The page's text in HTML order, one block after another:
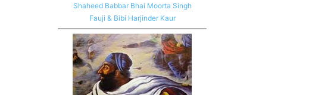
Shaheed Babbar Bhai Moorta Singh
Fauji & Bibi Harjinder Kaur